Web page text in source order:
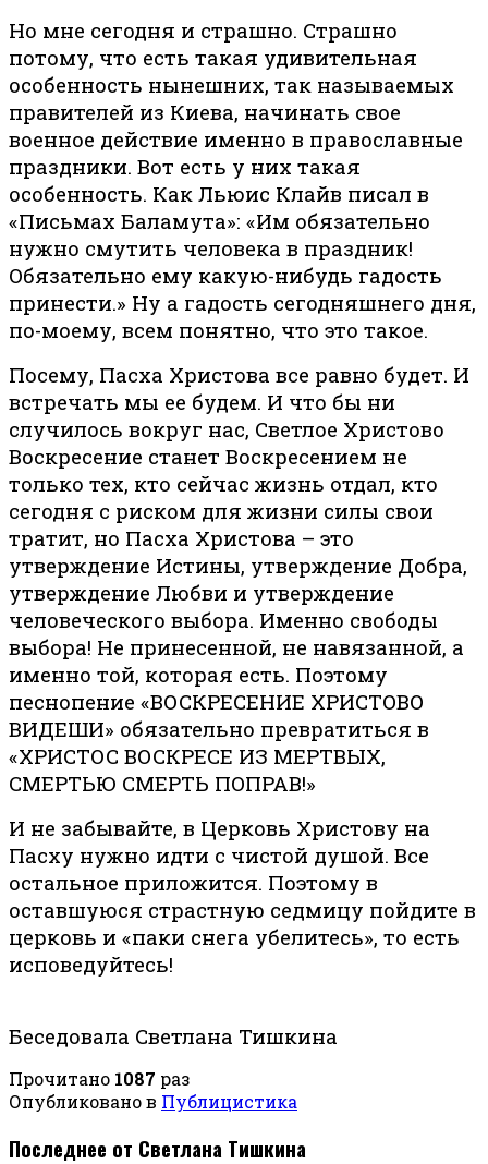
Но мне сегодня и страшно. Страшно
потому, что есть такая удивительная
особенность нынешних, так называемых
правителей из Киева, начинать свое
военное действие именно в православные
праздники. Вот есть у них такая
особенность. Как Льюис Клайв писал в
«Письмах Баламута»: «Им обязательно
нужно смутить человека в праздник!
Обязательно ему какую-нибудь гадость
принести.» Ну а гадость сегодняшнего дня,
по-моему, всем понятно, что это такое.
Посему, Пасха Христова все равно будет. И
встречать мы ее будем. И что бы ни
случилось вокруг нас, Светлое Христово
Воскресение станет Воскресением не
только тех, кто сейчас жизнь отдал, кто
сегодня с риском для жизни силы свои
тратит, но Пасха Христова – это
утверждение Истины, утверждение Добра,
утверждение Любви и утверждение
человеческого выбора. Именно свободы
выбора! Не принесенной, не навязанной, а
именно той, которая есть. Поэтому
песнопение «ВОСКРЕСЕНИЕ ХРИСТОВО
ВИДЕШИ» обязательно превратиться в
«ХРИСТОС ВОСКРЕСЕ ИЗ МЕРТВЫХ,
СМЕРТЬЮ СМЕРТЬ ПОПРАВ!»
И не забывайте, в Церковь Христову на
Пасху нужно идти с чистой душой. Все
остальное приложится. Поэтому в
оставшуюся страстную седмицу пойдите в
церковь и «паки снега убелитесь», то есть
исповедуйтесь!
Беседовала Светлана Тишкина
Прочитано 1087 раз
Опубликовано в Публицистика
Последнее от Светлана Тишкина